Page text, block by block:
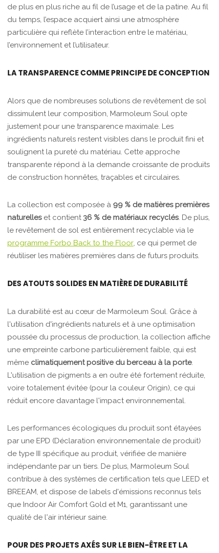
de plus en plus riche au fil de l’usage et de la patine. Au fil
du temps, l’espace acquiert ainsi une atmosphère
particulière qui reflète l’interaction entre le matériau,
l’environnement et l’utilisateur.
LA TRANSPARENCE COMME PRINCIPE DE CONCEPTION
Alors que de nombreuses solutions de revêtement de sol
dissimulent leur composition, Marmoleum Soul opte
justement pour une transparence maximale. Les
ingrédients naturels restent visibles dans le produit fini et
soulignent la pureté du matériau. Cette approche
transparente répond à la demande croissante de produits
de construction honnêtes, traçables et circulaires.
La collection est composée à 99 % de matières premières
naturelleset contient36 % de matériaux recyclés. De plus,
le revêtement de sol est entièrement recyclable via le
programme Forbo Back to the Floor, ce qui permet de
réutiliser les matières premières dans de futurs produits.
DES ATOUTS SOLIDES EN MATIÈRE DE DURABILITÉ
La durabilité est au cœur de Marmoleum Soul. Grâce à
l'utilisation d'ingrédients naturels et à une optimisation
poussée du processus de production, la collection affiche
une empreinte carbone particulièrement faible, qui est
même climatiquement positive du berceau à la porte.
L'utilisation de pigments a en outre été fortement réduite,
voire totalement évitée (pour la couleur Origin), ce qui
réduit encore davantage l'impact environnemental.
Les performances écologiques du produit sont étayées
par une EPD (Déclaration environnementale de produit)
de type III spécifique au produit, vérifiée de manière
indépendante par un tiers. De plus, Marmoleum Soul
contribue à des systèmes de certification tels que LEED et
BREEAM, et dispose de labels d'émissions reconnus tels
que Indoor Air Comfort Gold et M1, garantissant une
qualité de l'air intérieur saine.
POUR DES PROJETS AXÉS SUR LE BIEN-ÊTRE ET LA